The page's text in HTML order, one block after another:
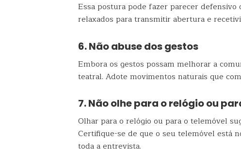
Essa postura pode fazer parecer
relaxados para transmitir abertura e
6. Não abuse dos gestos
Embora os gestos possam melhorar a
teatral. Adote movimentos naturais que
7. Não olhe para o relógio ou
Olhar para o relógio ou para o telemóvel
Certifique-se de que o seu telemóvel está
toda a entrevista.